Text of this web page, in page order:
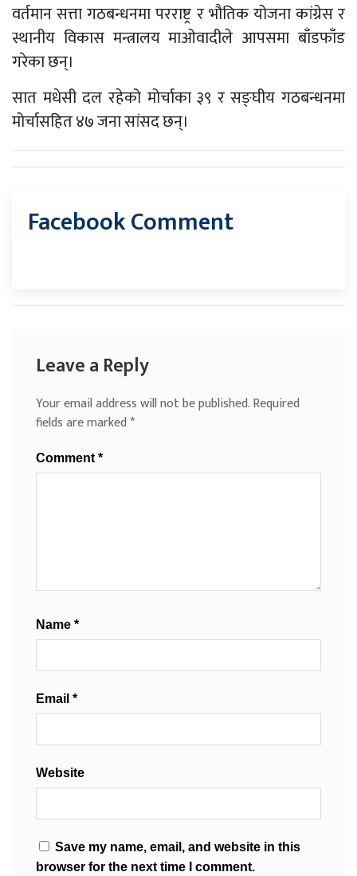
वर्तमान सत्ता गठबन्धनमा परराष्ट्र र भौतिक योजना कांग्रेस र
स्थानीय विकास मन्त्रालय माओवादीले आपसमा बाँडफाँड
गरेका छन्।
सात मधेसी दल रहेको मोर्चाका ३९ र सङ्घीय गठबन्धनमा
मोर्चासहित ४७ जना सांसद छन्।
Facebook Comment
Leave a Reply
Your email address will not be published.Required
fields are marked*
Comment *
Name *
Email *
Website
Save my name, email, and website in this
browser for the next time I comment.